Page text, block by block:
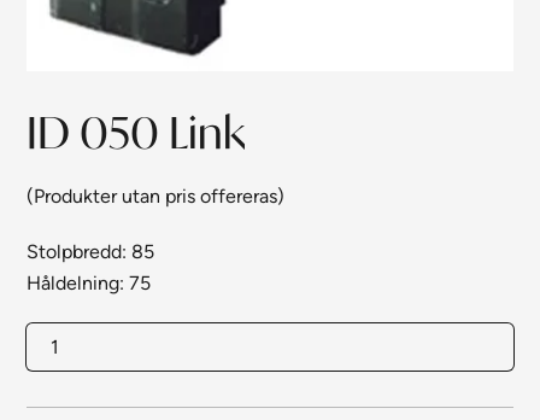
ID 050 Link
(Produkter utan pris offereras)
Stolpbredd: 85
Håldelning: 75
050